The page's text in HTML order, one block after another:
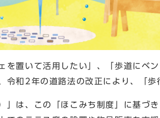
置いて活用したい」、「歩道にベ
令和2年の道路法の改正により、「
は、この「ほこみち制度」に基づ